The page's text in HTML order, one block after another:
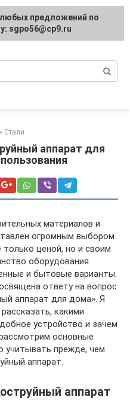
» Стали
аппарат для
материалов и
огромным выбором
ценой, но и своим
оборудования
и бытовые варианты.
ответу на вопрос
аппарат для дома». Я
какими
устройство и зачем
основные
учитывать прежде, чем
аппарат.
аппарат
предложений по
sgpo56@cp9.ru